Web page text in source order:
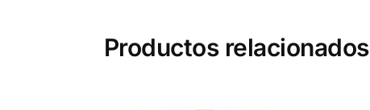
Productos relacionados